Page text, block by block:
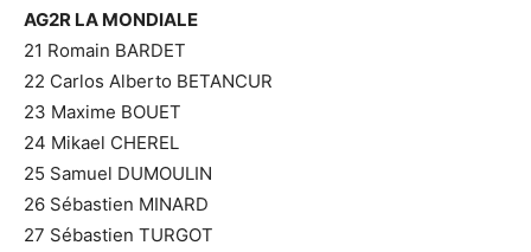
AG2R LA MONDIALE
21 Romain BARDET
22 Carlos Alberto BETANCUR
23 Maxime BOUET
24 Mikael CHEREL
25 Samuel DUMOULIN
26 Sébastien MINARD
27 Sébastien TURGOT